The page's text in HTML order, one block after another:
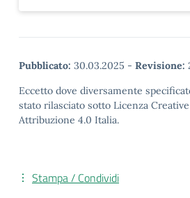
Pubblicato: 30.03.2025 - Revisione:
Eccetto dove diversamente
stato rilasciato sotto Licenza
Attribuzione 4.0 Italia.
Stampa / Condividi